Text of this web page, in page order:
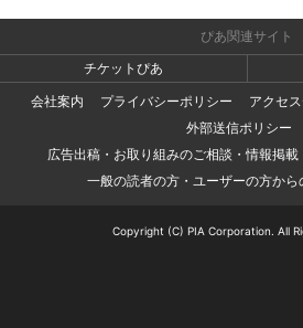
ぴあ関連サイト
チケットぴあ
会社案内
プライバシーポリシー
アクセ
外部送信ポリシー
広告出稿・お取り組みのご相談・情報掲
一般の読者の方・ユーザーの方から
Copyright (C) PIA Corporation. All